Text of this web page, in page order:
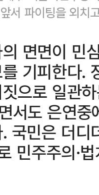
서 파이팅을 외
면면이 민
기피한다.
으로 일관
서도 은연
국민은 더
민주주의·